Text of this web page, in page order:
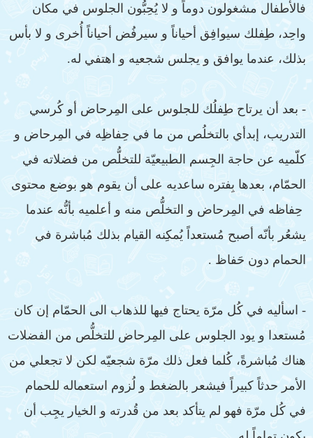
فالأطفال مشغولون دوماً و لا يُحِبُّون الجلوس في مكان
واحِد، طِفلك سيوافِق أحياناً و سيرفُض أحياناً أُخرى و لا بأس
بذلك، عندما يوافق و يجلس شجعيه و اهتفي له.
- بعد أن يرتاح طِفلُك للجلوس على المِرحاض أو كُرسي
التدريب، إبدأي بالتخلُص من ما في حِفاظِه في المِرحاض و
كلّميه عن حاجة الجِسم الطبيعيّة للتخلُّص من فضلاته في
الحمّام، بعدها بِفتره ساعديه على أن يقوم هو بوضع محتوى
حِفاظه في المِرحاض و التخلُّص منه و أعلميه بأنُّه عندما
يشعُر بأنّه أصبح مُستعداً يُمكِنه القيام بذلك مُباشرة في
الحمام دون حَفاظ .
- اسأليه في كُل مرّة يحتاج فيها للذهاب الى الحمّام إن كان
مُستعدا و يود الجلوس على المِرحاض للتخلُّص من الفضلات
هناك مُباشرةً، كُلما فعل ذلك مرّة شجعيّه لكن لا تجعلي من
الأمر حدثاً كبيراً فيشعر بالضغط و لُزوم استعماله للحمام
في كُل مرّة فهو لم يتأكد بعد من قُدرته و الخيار يجِب أن